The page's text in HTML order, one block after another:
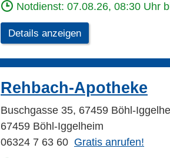
Notdienst: 07.08.26, 08:30 Uhr
Details anzeigen
Rehbach-Apotheke
Buschgasse 35, 67459 Böhl-
67459 Böhl-Iggelheim
06324 7 63 60 Gratis anrufen!